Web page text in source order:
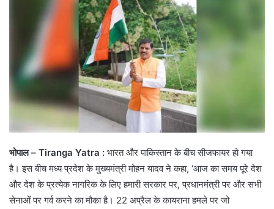
भोपाल – Tiranga Yatra : भारत और पाकिस्तान के बीच सीजफायर हो गया
है। इस बीच मध्य प्रदेश के मुख्यमंत्री मोहन यादव ने कहा, ‘आज का समय पूरे देश
और देश के प्रत्येक नागरिक के लिए हमारी सरकार पर, प्रधानमंत्री पर और सभी
सेनाओं पर गर्व करने का मौका है। 22 अप्रैल के कायराना हमले पर जो